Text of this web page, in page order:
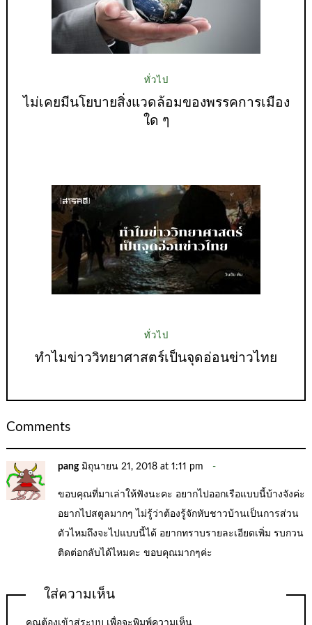
ทั่วไป
ไม่เคยมีนโยบายสิ่งแวดล้อมของพรรคการเมือง
ใด ๆ
ทั่วไป
ทำไมข่าววิทยาศาสตร์เป็นจุดอ่อนข่าวไทย
Comments
pang มิถุนายน 21, 2018 at 1:11 pm
ขอบคุณที่มาเล่าให้ฟังนะคะ อยากไปออกเรือแบบนี้บ้างจังค่ะ
อยากไปสตูลมากๆ ไม่รู้ว่าต้องรู้จักหับชาวบ้านเป็นการส่วน
ตัวไหมถึงจะไปแบบนี้ได้ อยากทราบรายละเอียดเพิ่ม รบกวน
ติดต่อกลับได้ไหมคะ ขอบคุณมากๆค่ะ
ใส่ความเห็น
คุณต้องเข้าสู่ระบบ เพื่อจะพิมพ์ความเห็น